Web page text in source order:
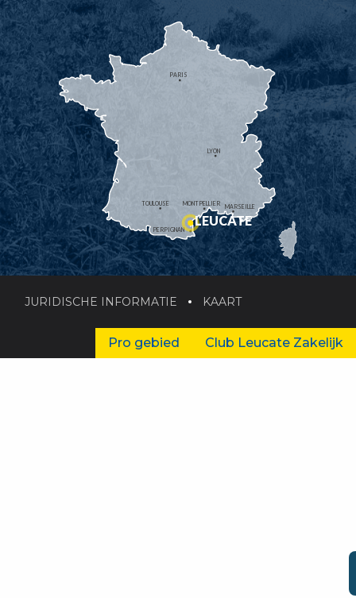
MONTPELLIER
PERPIGNAN
MARSEILLE
TOULOUSE
LYON
PARIS
LEUCATE
JURIDISCHE INFORMATIE KAART
Pro gebied Club Leucate Zakelijk